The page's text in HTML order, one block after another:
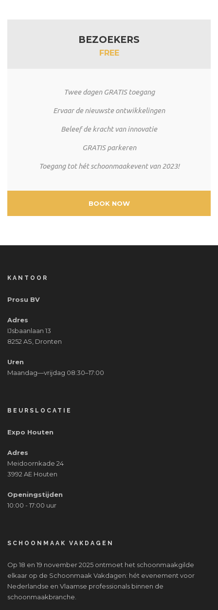
BEZOEKERS
FREE
Twee dagen GRATIS toegang
Ervaar de nieuwste ontwikkelingen
Beleef de kracht van innovatie
GRATIS parkeren
Toegang tot hét schoonmaakevent van 2023!
BOOK NOW
KANTOOR
Prosu BV
Adres
IJsbaanlaan 13
8252 AS, Dronten
Uren
Maandag—vrijdag 08:30–17:00
BEURSLOCATIE
Expo Houten
Adres
Meidoornkade 24
3992 AE Houten
Openingstijden
10:00 - 17:00 uur
SCHOONMAAK VAKDAGEN
Op 18 en 19 november 2025 ontmoet het schoonmaakgilde
elkaar op de Schoonmaak Vakdagen: hét evenement voor
Nederlandse en Vlaamse professionals binnen de
schoonmaakbranche.